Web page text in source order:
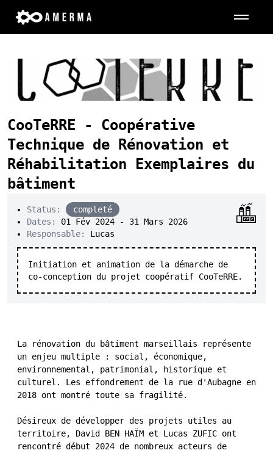
Contact
CooTeRRE - Coopérative
Technique de Rénovation et
Réhabilitation Exemplaires du
bâtiment
Status:
completé
Dates:
01 Fév 2024 - 31 Mars 2026
Responsable:
Lucas
Initiation et animation de la démarche de
co-conception du projet coopératif CooTeRRE.
La rénovation du bâtiment marseillais représente
un enjeu multiple : social, économique,
environnemental, patrimonial, historique et
culturel. Les effondrement de la rue d'Aubagne en
2018 ont montré toute sa fragilité.
Désireux de développer des projets utiles au
territoire, David BEN HAÏM et Lucas ZUFIC ont
rencontré début 2024 de nombreux acteurs de